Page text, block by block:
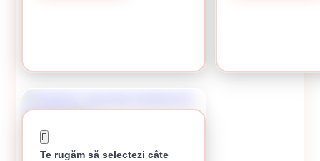
standardului SR EN 13163/2012+ A1:2015, sistemul 3 de
Produsul este supus unui sistem de management al
RO9240.
Te rugăm să selectezi câte